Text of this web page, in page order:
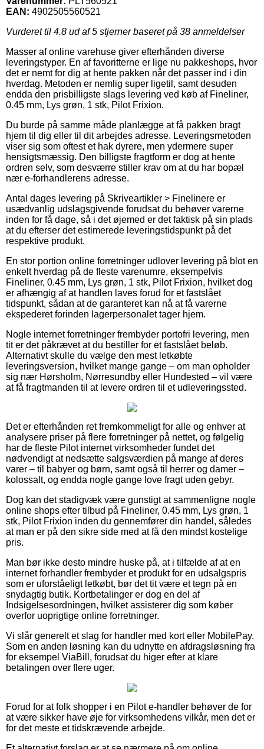
EAN: 4902505560521
Vurderet til 4.8 ud af 5 stjerner baseret på 38 anmeldelser
Masser af online varehuse giver efterhånden diverse
leveringstyper. En af favoritterne er lige nu pakkeshops, hvor
det er nemt for dig at hente pakken når det passer ind i din
hverdag. Metoden er nemlig super ligetil, samt desuden
endda den prisbilligste slags levering ved køb af Fineliner,
0.45 mm, Lys grøn, 1 stk, Pilot Frixion.
Du burde på samme måde planlægge at få pakken bragt
hjem til dig eller til dit arbejdes adresse. Leveringsmetoden
viser sig som oftest et hak dyrere, men ydermere super
hensigtsmæssig. Den billigste fragtform er dog at hente
ordren selv, som desværre stiller krav om at du har bopæl
nær e-forhandlerens adresse.
Antal dages levering på Skriveartikler > Finelinere er
usædvanlig udslagsgivende forudsat du behøver varerne
inden for få dage, så i det øjemed er det faktisk på sin plads
at du efterser det estimerede leveringstidspunkt på det
respektive produkt.
En stor portion online forretninger udlover levering på blot en
enkelt hverdag på de fleste varenumre, eksempelvis
Fineliner, 0.45 mm, Lys grøn, 1 stk, Pilot Frixion, hvilket dog
er afhængig af at handlen laves forud for et fastslået
tidspunkt, sådan at de garanteret kan nå at få varerne
ekspederet forinden lagerpersonalet tager hjem.
Nogle internet forretninger frembyder portofri levering, men
tit er det påkrævet at du bestiller for et fastslået beløb.
Alternativt skulle du vælge den mest letkøbte
leveringsversion, hvilket mange gange – om man opholder
sig nær Hørsholm, Nørresundby eller Hundested – vil være
at få fragtmanden til at levere ordren til et udleveringssted.
Det er efterhånden ret fremkommeligt for alle og enhver at
analysere priser på flere forretninger på nettet, og følgelig
har de fleste Pilot internet virksomheder fundet det
nødvendigt at nedsætte salgsværdien på mange af deres
varer – til babyer og børn, samt også til herrer og damer –
kolossalt, og endda nogle gange love fragt uden gebyr.
Dog kan det stadigvæk være gunstigt at sammenligne nogle
online shops efter tilbud på Fineliner, 0.45 mm, Lys grøn, 1
stk, Pilot Frixion inden du gennemfører din handel, således
at man er på den sikre side med at få den mindst kostelige
pris.
Man bør ikke desto mindre huske på, at i tilfælde af at en
internet forhandler frembyder et produkt for en udsalgspris
som er uforståeligt letkøbt, bør det tit være et tegn på en
snydagtig butik. Kortbetalinger er dog en del af
Indsigelsesordningen, hvilket assisterer dig som køber
overfor uoprigtige online forretninger.
Vi slår generelt et slag for handler med kort eller MobilePay.
Som en anden løsning kan du udnytte en afdragsløsning fra
for eksempel ViaBill, forudsat du higer efter at klare
betalingen over flere uger.
Forud for at folk shopper i en Pilot e-handler behøver de for
at være sikker have øje for virksomhedens vilkår, men det er
for det meste et tidskrævende arbejde.